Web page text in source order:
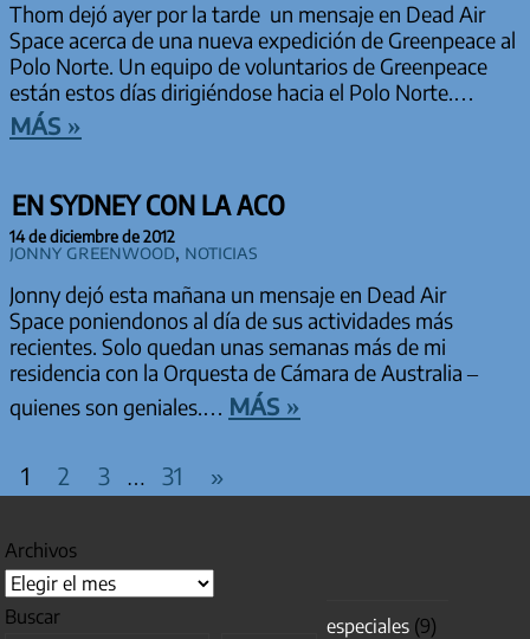
Thom dejó ayer por la tarde un mensaje en Dead Air
Space acerca de una nueva expedición de Greenpeace al
Polo Norte. Un equipo de voluntarios de Greenpeace
están estos días dirigiéndose hacia el Polo Norte.…
más »
EN SYDNEY CON LA ACO
14 de diciembre de 2012
Jonny Greenwood, Noticias
Jonny dejó esta mañana un mensaje en Dead Air
Space poniendonos al día de sus actividades más
recientes. Solo quedan unas semanas más de mi
residencia con la Orquesta de Cámara de Australia –
quienes son geniales.… más »
PAGINACIÓN DE ENTRADAS
1 2 3 … 31
Entradas
»
Archivos
Buscar
especiales (9)